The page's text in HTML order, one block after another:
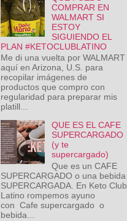
COMPRAR EN
WALMART SI
ESTOY
SIGUIENDO EL
PLAN #KETOCLUBLATINO
Me di una vuelta por WALMART
aquí en Arizona, U.S. para
recopilar imágenes de
productos que compro con
regularidad para preparar mis
platill...
QUE ES EL CAFE
SUPERCARGADO
(y te
supercargado)
Que es un CAFE
SUPERCARGADO o una bebida
SUPERCARGADA. En Keto Club
Latino rompemos ayuno
con Cafe supercargado o
bebida...